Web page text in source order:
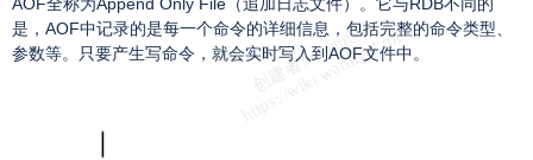
AOF全称为Append Only File（追加日志文件）。它与RDB不同的
是，AOF中记录的是每一个命令的详细信息，包括完整的命令类型、
参数等。只要产生写命令，就会实时写入到AOF文件中。